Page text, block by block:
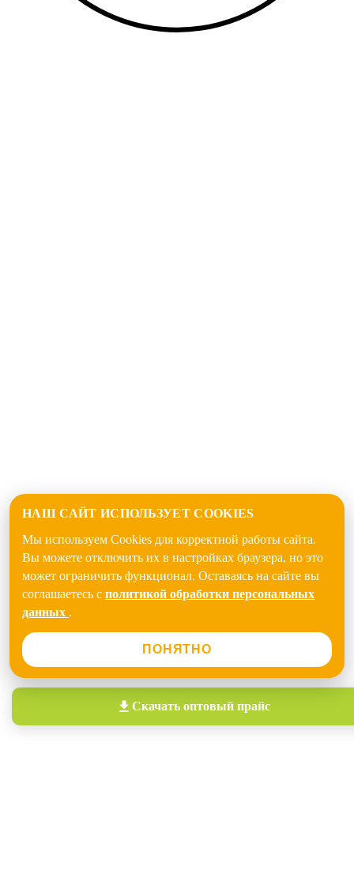
НАШ САЙТ ИСПОЛЬЗУЕТ COOKIES
Мы используем Cookies для корректной работы сайта.
Вы можете отключить их в настройках браузера, но это
может ограничить функционал. Оставаясь на сайте вы
соглашаетесь с политикой обработки персональных
данных .
ПОНЯТНО
Скачать оптовый прайс